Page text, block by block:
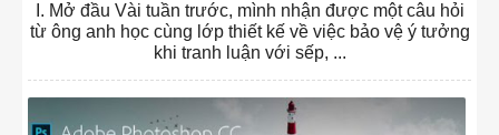
I. Mở đầu Vài tuần trước, mình nhận được một câu hỏi
từ ông anh học cùng lớp thiết kế về việc bảo vệ ý tưởng
khi tranh luận với sếp, ...